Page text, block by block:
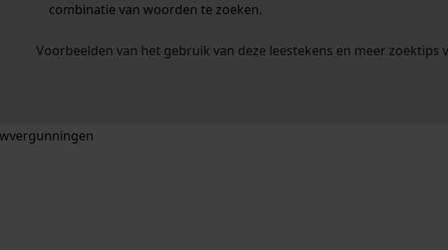
combinatie van woorden te zoeken.
Voorbeelden van het gebruik van deze leestekens en meer zoektips